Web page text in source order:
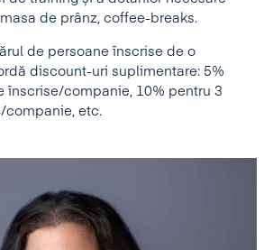
de prânz, coffee-breaks.
de persoane înscrise de o
discount-uri suplimentare: 5%
înscrise/companie, 10% pentru 3
companie, etc.